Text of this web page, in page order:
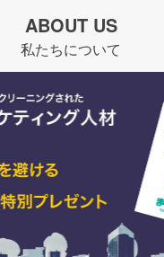
ABOUT US
私たちについて